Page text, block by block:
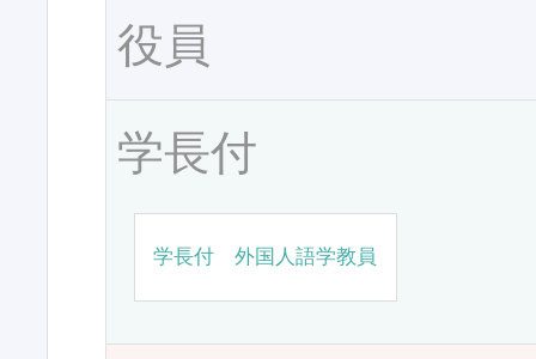
役員
学長付
学長付 外国人語学教員